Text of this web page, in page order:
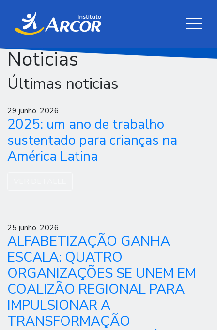
Noticias
Últimas noticias
29 junho, 2026
2025: um ano de trabalho
sustentado para crianças na
América Latina
25 junho, 2026
ALFABETIZAÇÃO GANHA
ESCALA: QUATRO
ORGANIZAÇÕES SE UNEM EM
COALIZÃO REGIONAL PARA
IMPULSIONAR A
TRANSFORMAÇÃO